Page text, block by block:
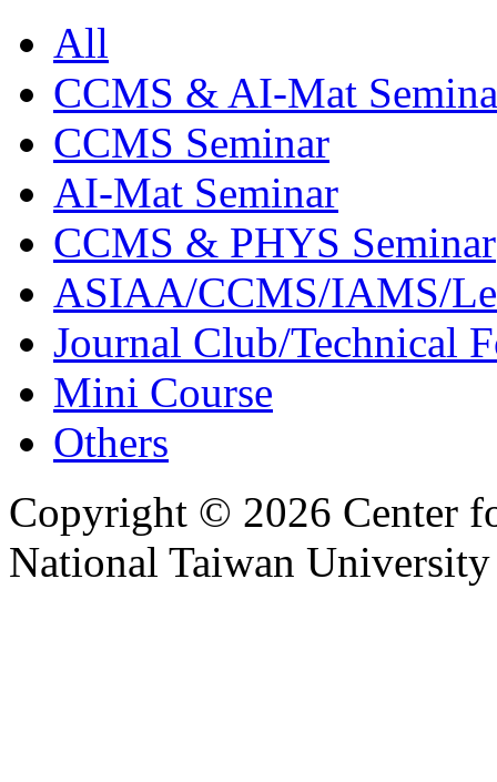
All
CCMS & AI-Mat
CCMS Seminar
AI-Mat Seminar
CCMS & PHYS Seminar
ASIAA/CCMS/IAMS/
Journal Club/Technical
Mini Course
Others
Copyright © 2026 Center
National Taiwan University